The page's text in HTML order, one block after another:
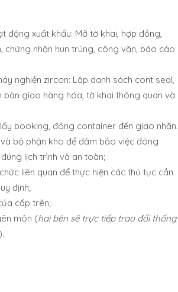
động xuất khẩu: Mở tờ khai, hợp đồng,
chứng nhận hun trùng, công văn, báo cáo
nghiền zircon: Lập danh sách cont seal,
bàn giao hàng hóa, tờ khai thông quan và
booking, đóng container đến giao nhận.
bộ phận kho để đảm bảo việc đóng
lịch trình và an toàn;
liên quan để thực hiện các thủ tục cần
định;
cấp trên;
môn (hai bên sẽ trực tiếp trao đổi thống